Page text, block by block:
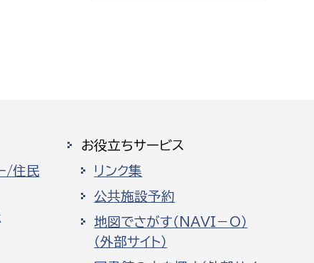
/住民
お役立ちサービス
リンク集
公共施設予約
地図でさがす（NAVI－O）
（外部サイト）